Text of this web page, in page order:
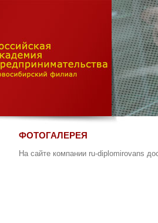
ФОТОГАЛЕРЕЯ
На сайте компании ru-diplomirovans